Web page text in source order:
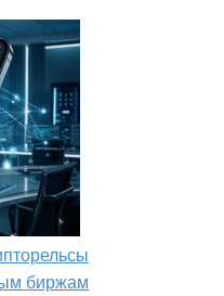
биржам